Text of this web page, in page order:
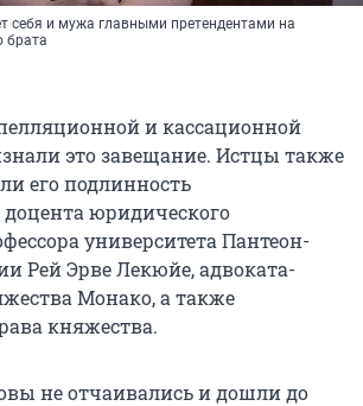
себя и мужа главными претендентами на
брата
и кассационной
это завещание. Истцы также
его подлинность
юридического
университета Пантеон-
Рей Эрве Лекюйе, адвоката-
Монако, а также
княжества.
не отчаивались и дошли до